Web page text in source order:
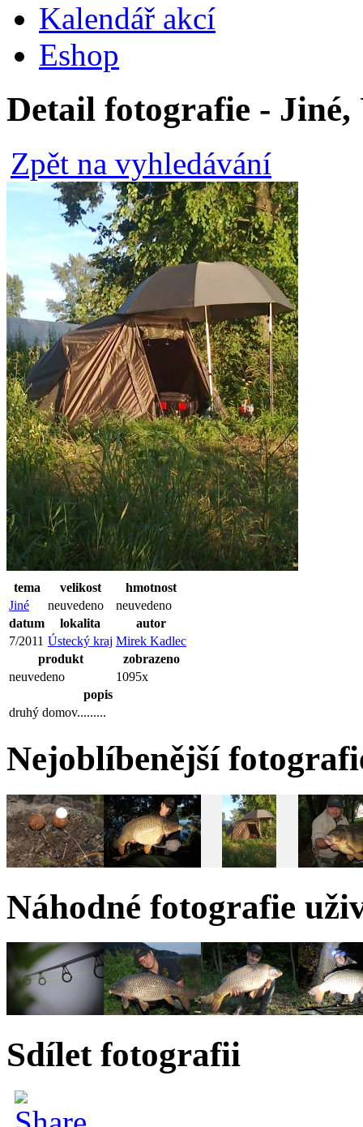
Kalendář akcí
Eshop
Detail fotografie -
Zpět na vyhledávání
tema velikost
hmotnost
Jiné
neuvedeno
neuvedeno
datum
lokalita
autor
7/2011 Ústecký kraj Mirek Kadlec
produkt
zobrazeno
neuvedeno
1095x
popis
druhý domov.........
Nejoblíbenější
Náhodné fotografie
Sdílet fotografii